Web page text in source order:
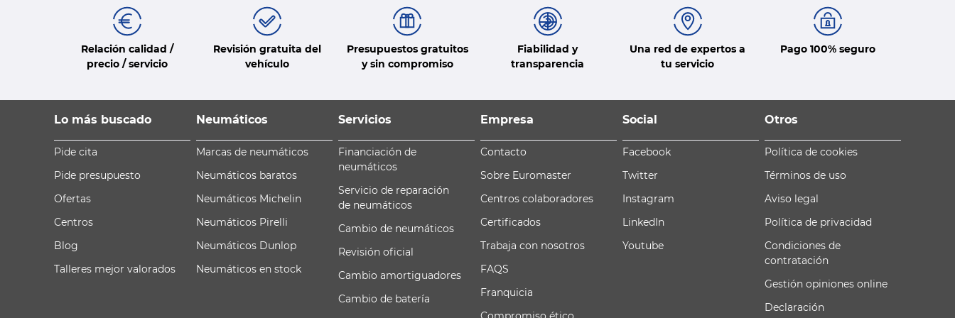
Relación calidad /
precio / servicio
Revisión gratuita del
vehículo
Presupuestos gratuitos
y sin compromiso
Fiabilidad y
transparencia
Una red de expertos a
tu servicio
Pago 100% seguro
Lo más buscado
Pide cita
Pide presupuesto
Ofertas
Centros
Blog
Talleres mejor valorados
Neumáticos
Marcas de neumáticos
Neumáticos baratos
Neumáticos Michelin
Neumáticos Pirelli
Neumáticos Dunlop
Neumáticos en stock
Servicios
Financiación de
neumáticos
Servicio de reparación
de neumáticos
Cambio de neumáticos
Revisión oficial
Cambio amortiguadores
Cambio de batería
Empresa
Contacto
Sobre Euromaster
Centros colaboradores
Certificados
Trabaja con nosotros
FAQS
Franquicia
Social
Facebook
Twitter
Instagram
LinkedIn
Youtube
Otros
Política de cookies
Términos de uso
Aviso legal
Política de privacidad
Condiciones de
contratación
Gestión opiniones online
Declaración